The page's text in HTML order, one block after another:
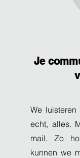
Je
We
echt, alles.
mail. Zo
kunnen we